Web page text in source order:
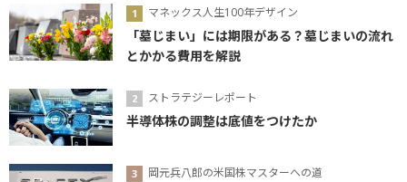
マネックス人生100年デザイン
「墓じまい」には期限がある？墓じまいの流れ
とかかる費用を解説
ストラテジーレポート
半導体株の調整は底値をつけたか
岡元兵八郎の米国株マスターへの道